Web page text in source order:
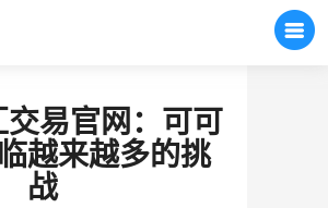
易官网：可可
越来越多的挑
战